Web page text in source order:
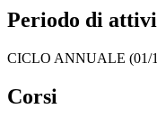
Periodo di
CICLO ANNUALE (01/
Corsi